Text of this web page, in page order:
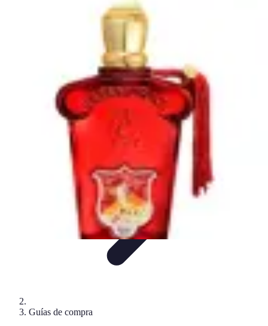
Consejos y Mantenimiento Guías y Tutoriales
Guías de Compra
Guías de compra